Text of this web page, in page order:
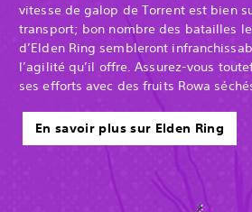
vitesse de galop de Torrent est bien
transport; bon nombre des batailles
d’Elden Ring sembleront
l’agilité qu’il offre. Assurez-vous
ses efforts avec des fruits Rowa
En savoir plus sur Elden Ring